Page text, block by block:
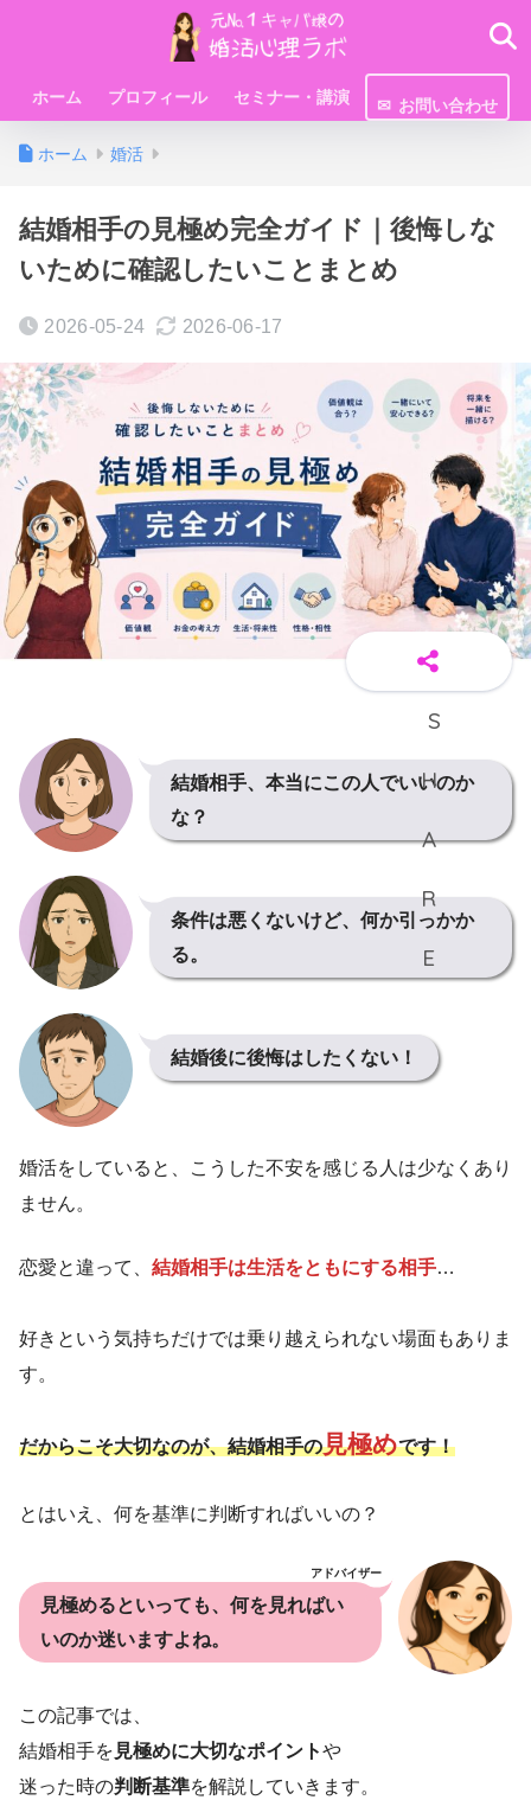
ホーム プロフィール セミナー・講演 お問い合わせ
ホーム 婚活
結婚相手の見極め完全ガイド｜後悔しな
いために確認したいことまとめ
2026-05-24 2026-06-17
結婚相手、本当にこの人でいいのか
な？
条件は悪くないけど、何か引っかか
る。
結婚後に後悔はしたくない！
婚活をしていると、こうした不安を感じる人は少なくあり
ません。
恋愛と違って、 結婚相手は生活をともにする相手…
好きという気持ちだけでは乗り越えられない場面もありま
す。
だからこそ大切なのが、結婚相手の見極めです！
とはいえ、何を基準に判断すればいいの？
アドバイザー
見極めるといっても、何を見ればい
いのか迷いますよね。
この記事では、
結婚相手を 見極めに大切なポイントや
迷った時の判断基準を解説していきます。